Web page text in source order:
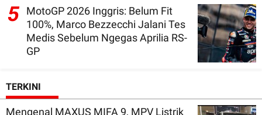
5 MotoGP 2026 Inggris: Belum Fit
100%, Marco Bezzecchi Jalani Tes
Medis Sebelum Ngegas Aprilia RS-
GP
TERKINI
Mengenal MAXUS MIFA 9, MPV Listrik